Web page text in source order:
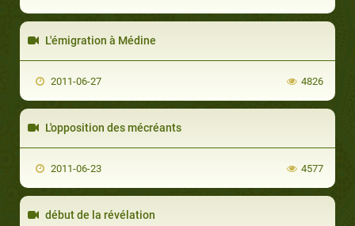
L'émigration à Médine
2011-06-27 4826
L'opposition des mécréants
2011-06-23 4577
début de la révélation